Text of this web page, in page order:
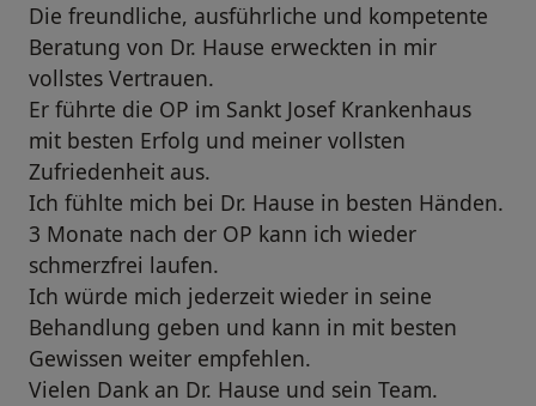
Die freundliche, ausführliche und kompetente
Beratung von Dr. Hause erweckten in mir
vollstes Vertrauen.
Er führte die OP im Sankt Josef Krankenhaus
mit besten Erfolg und meiner vollsten
Zufriedenheit aus.
Ich fühlte mich bei Dr. Hause in besten Händen.
3 Monate nach der OP kann ich wieder
schmerzfrei laufen.
Ich würde mich jederzeit wieder in seine
Behandlung geben und kann in mit besten
Gewissen weiter empfehlen.
Vielen Dank an Dr. Hause und sein Team.